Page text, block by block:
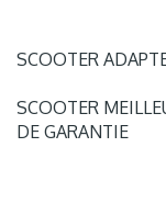
SCOOTER
SCOOTER
DE GARANTIE